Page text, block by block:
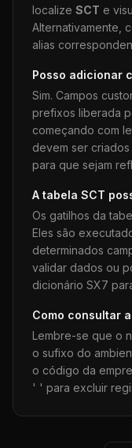
localize SCT e
Alternativamente,
alias
Posso adicionar
Sim. Campos
prefixos liberada
começando com
devem ser
para que sejam
A tabela SCT
Os gatilhos da
Eles são
determinados
validar dados ou
dicionário SX7
Como consultar a
Lembre-se que o
o sufixo do
o código da
' ' para excluir